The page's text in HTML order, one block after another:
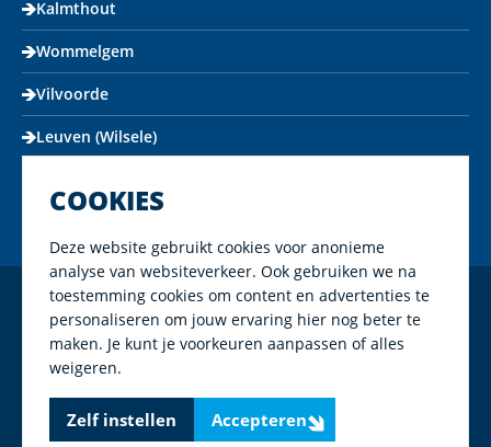
Kalmthout
Wommelgem
Vilvoorde
Leuven (Wilsele)
Copyright Mapeco 2026
Algemene voorwaarden
Privacy policy
COOKIES
Deze website gebruikt cookies voor anonieme
analyse van websiteverkeer. Ook gebruiken we na
toestemming cookies om content en advertenties te
personaliseren om jouw ervaring hier nog beter te
maken. Je kunt je voorkeuren aanpassen of alles
weigeren.
Zelf instellen Accepteren